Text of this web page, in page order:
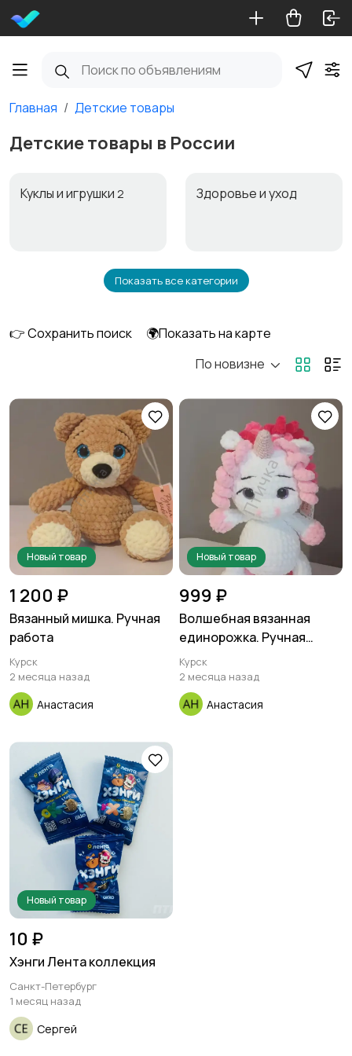
Главная Детские товары
Детские товары в России
Куклы и игрушки 2 Здоровье и уход
Игрушки и игры
Кормление и питание
Купание
Обустройство
детской
Подгузники и горшки Радио- и видеоняни
Товары для мам Товары для учебы
Показать все категории
👉 Сохранить поиск
🌍Показать на карте
По новизне
Новый товар
1 200 ₽
Вязанный мишка. Ручная
работа
Курск
2 месяца назад
Анастасия
Новый товар
999 ₽
Волшебная вязанная
единорожка. Ручная
работа
Курск
2 месяца назад
Анастасия
Новый товар
10 ₽
Хэнги Лента коллекция
Санкт-Петербург
1 месяц назад
Сергей